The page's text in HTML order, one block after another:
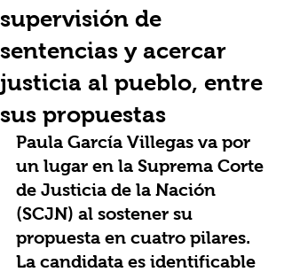
supervisión de
sentencias y acercar
justicia al pueblo, entre
sus propuestas
Paula García Villegas va por
un lugar en la Suprema Corte
de Justicia de la Nación
(SCJN) al sostener su
propuesta en cuatro pilares.
La candidata es identificable